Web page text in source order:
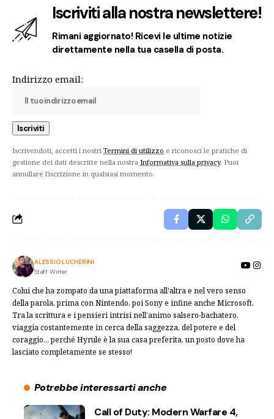
Iscriviti alla nostra newslettere!
Rimani aggiornato! Ricevi le ultime notizie
direttamente nella tua casella di posta.
Indirizzo email:
Iscrivendoti, accetti i nostri Termini di utilizzo e riconosci le pratiche di
gestione dei dati descritte nella nostra Informativa sulla privacy. Puoi
annullare l'iscrizione in qualsiasi momento.
ALESSIO LUCHERINI
Staff Writer
Colui che ha zompato da una piattaforma all'altra e nel vero senso
della parola, prima con Nintendo, poi Sony e infine anche Microsoft.
Tra la scrittura e i pensieri intrisi nell'animo salsero-bachatero,
viaggia costantemente in cerca della saggezza, del potere e del
coraggio... perché Hyrule è la sua casa preferita, un posto dove ha
lasciato completamente se stesso!
Potrebbe interessarti anche
Call of Duty: Modern Warfare 4,